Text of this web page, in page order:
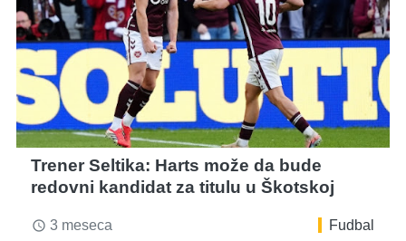
Trener Seltika: Harts može da bude
redovni kandidat za titulu u Škotskoj
access_time 3 meseca Fudbal